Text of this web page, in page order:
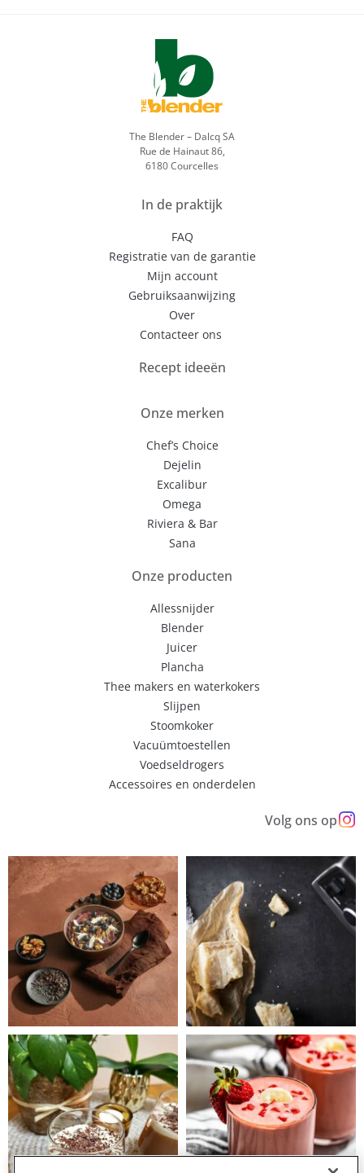
The Blender – Dalcq SA
Rue de Hainaut 86,
6180 Courcelles
In de praktijk
FAQ
Registratie van de garantie
Mijn account
Gebruiksaanwijzing
Over
Contacteer ons
Recept ideeën
Onze merken
Chef’s Choice
Dejelin
Excalibur
Omega
Riviera & Bar
Sana
Onze producten
Allessnijder
Blender
Juicer
Plancha
Thee makers en waterkokers
Slijpen
Stoomkoker
Vacuümtoestellen
Voedseldrogers
Accessoires en onderdelen
Volg ons op